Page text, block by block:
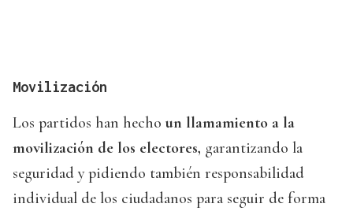
Movilización
Los partidos han hecho un llamamiento a la
movilización de los electores, garantizando la
seguridad y pidiendo también responsabilidad
individual de los ciudadanos para seguir de forma